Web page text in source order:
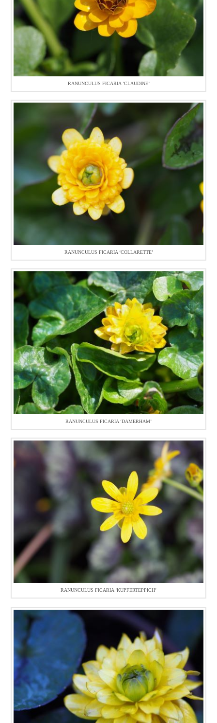
RANUNCULUS FICARIA ‘CLAUDINE’
RANUNCULUS FICARIA ‘COLLARETTE’
RANUNCULUS FICARIA ‘DAMERHAM’
RANUNCULUS FICARIA ‘KUPFERTEPPICH’